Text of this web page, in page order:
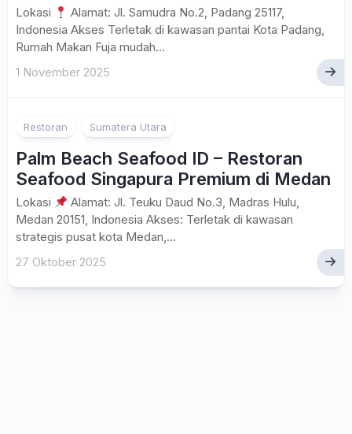
Lokasi
Alamat: Jl. Samudra No.2, Padang 25117,
Indonesia Akses Terletak di kawasan pantai Kota Padang,
Rumah Makan Fuja mudah...
1 November 2025
Restoran Sumatera Utara
Palm Beach Seafood ID – Restoran
Seafood Singapura Premium di Medan
Lokasi
Alamat: Jl. Teuku Daud No.3, Madras Hulu,
Medan 20151, Indonesia Akses: Terletak di kawasan
strategis pusat kota Medan,...
27 Oktober 2025